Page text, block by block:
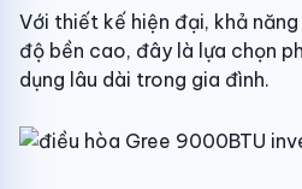
Kích thước mặt lạnh : Dài 81 cm
Kích thước cục nóng: Dài 73.2
Cục nóng : 23 kg
Với thiết kế hiện đại, khả
độ bền cao, đây là lựa chọn
dụng lâu dài trong gia đình.